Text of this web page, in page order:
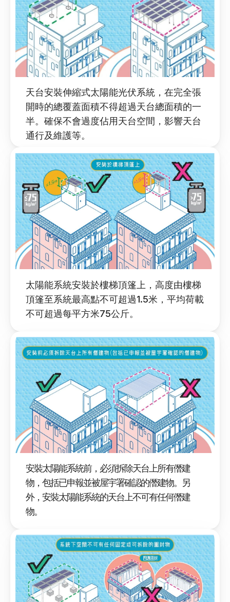
天台安裝伸縮式太陽能光伏系統，在完全張
開時的總覆蓋面積不得超過天台總面積的一
半。確保不會過度佔用天台空間，影響天台
通行及維護等。
太陽能系統安裝於樓梯頂篷上，高度由樓梯
頂篷至系統最高點不可超過1.5米，平均荷載
不可超過每平方米75公斤。
安裝太陽能系統前，必須拆除天台上所有僭建
物，包括已申報並被屋宇署確認的僭建物。另
外，安裝太陽能系統的天台上不可有任何僭建
物。